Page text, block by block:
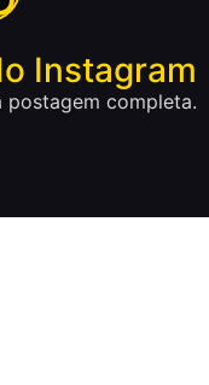
Instagram
postagem completa.